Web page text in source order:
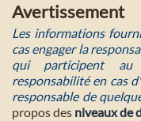
Avertissement
Les informations
cas engager la
qui participent au
responsabilité en cas
responsable de
propos des niveaux de